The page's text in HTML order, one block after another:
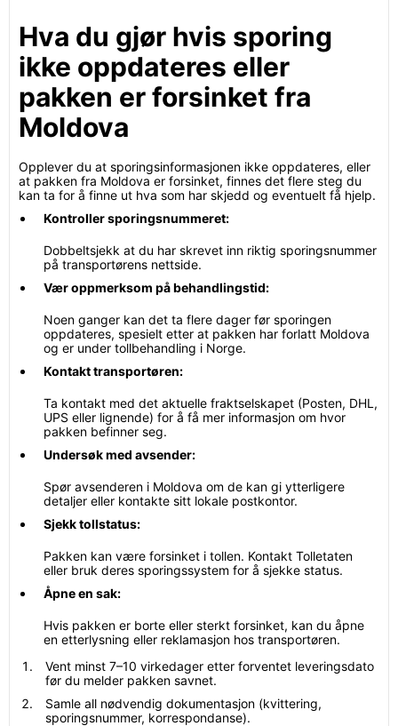
Hva du gjør hvis sporing
ikke oppdateres eller
pakken er forsinket fra
Moldova
Opplever du at sporingsinformasjonen ikke oppdateres, eller
at pakken fra Moldova er forsinket, finnes det flere steg du
kan ta for å finne ut hva som har skjedd og eventuelt få hjelp.
Kontroller sporingsnummeret:
Dobbeltsjekk at du har skrevet inn riktig sporingsnummer
på transportørens nettside.
Vær oppmerksom på behandlingstid:
Noen ganger kan det ta flere dager før sporingen
oppdateres, spesielt etter at pakken har forlatt Moldova
og er under tollbehandling i Norge.
Kontakt transportøren:
Ta kontakt med det aktuelle fraktselskapet (Posten, DHL,
UPS eller lignende) for å få mer informasjon om hvor
pakken befinner seg.
Undersøk med avsender:
Spør avsenderen i Moldova om de kan gi ytterligere
detaljer eller kontakte sitt lokale postkontor.
Sjekk tollstatus:
Pakken kan være forsinket i tollen. Kontakt Tolletaten
eller bruk deres sporingssystem for å sjekke status.
Åpne en sak:
Hvis pakken er borte eller sterkt forsinket, kan du åpne
en etterlysning eller reklamasjon hos transportøren.
Vent minst 7–10 virkedager etter forventet leveringsdato
før du melder pakken savnet.
Samle all nødvendig dokumentasjon (kvittering,
sporingsnummer, korrespondanse).